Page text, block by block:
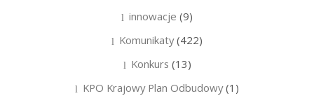
innowacje (9)
Komunikaty(422)
Konkurs (13)
KPO Krajowy Plan Odbudowy(1)